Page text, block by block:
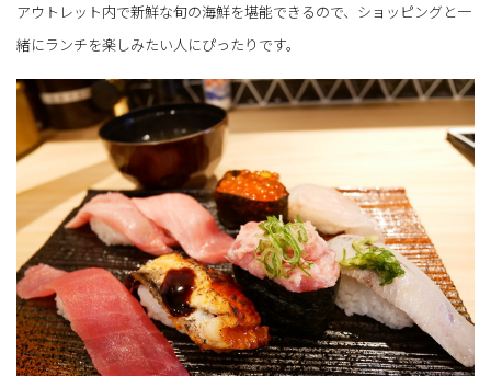
アウトレット内で新鮮な旬の海鮮を堪能できるので、ショッピングと一
緒にランチを楽しみたい人にぴったりです。